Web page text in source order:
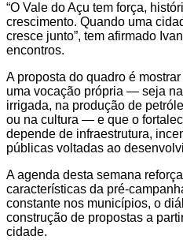
“O Vale do Açu tem força,
crescimento. Quando uma
cresce junto”, tem afirmado
encontros.
A proposta do quadro é
uma vocação própria — seja
irrigada, na produção de
ou na cultura — e que o
depende de infraestrutura,
públicas voltadas ao
A agenda desta semana
características da pré-
constante nos municípios, o
construção de propostas a
cidade.